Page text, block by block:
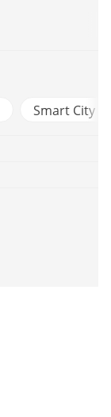
Smart City